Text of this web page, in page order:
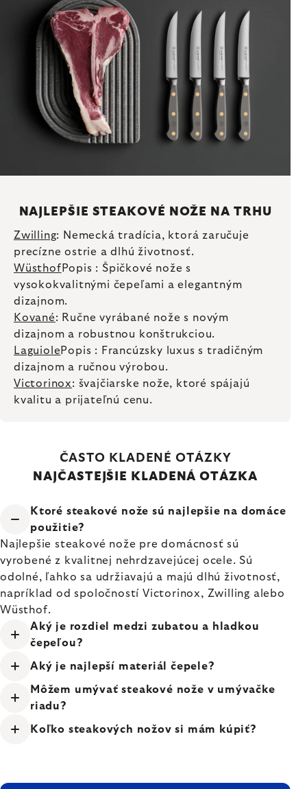
NAJLEPŠIE STEAKOVÉ NOŽE NA TRHU
Zwilling: Nemecká tradícia, ktorá zaručuje
precízne ostrie a dlhú životnosť.
Wüsthof Popis : Špičkové nože s
vysokokvalitnými čepeľami a elegantným
dizajnom.
Kované: Ručne vyrábané nože s novým
dizajnom a robustnou konštrukciou.
Laguiole Popis : Francúzsky luxus s tradičným
dizajnom a ručnou výrobou.
Victorinox: švajčiarske nože, ktoré spájajú
kvalitu a prijateľnú cenu.
ČASTO KLADENÉ OTÁZKY
NAJČASTEJŠIE KLADENÁ OTÁZKA
Ktoré steakové nože sú najlepšie na domáce
použitie?
Najlepšie steakové nože pre domácnosť sú
vyrobené z kvalitnej nehrdzavejúcej ocele. Sú
odolné, ľahko sa udržiavajú a majú dlhú životnosť,
napríklad od spoločností Victorinox, Zwilling alebo
Wüsthof.
Aký je rozdiel medzi zubatou a hladkou
čepeľou?
Aký je najlepší materiál čepele?
Môžem umývať steakové nože v umývačke
riadu?
Koľko steakových nožov si mám kúpiť?